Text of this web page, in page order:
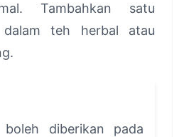
Tambahkan satu
teh herbal atau
diberikan pada